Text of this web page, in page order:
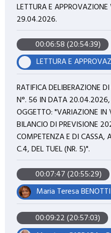
LETTURA E
29.04.2026.
00:06:58 (20:54:39)
RATIFICA DELIBERAZIONE
N°. 56 IN DATA 20.04.2026,
OGGETTO: "VARIAZIONE IN
BILANCIO DI PREVISIONE
COMPETENZA E DI CASSA,
C.4, DEL TUEL (NR. 5)".
00:07:47 (20:55:29)
Maria Teresa
00:09:22 (20:57:03)